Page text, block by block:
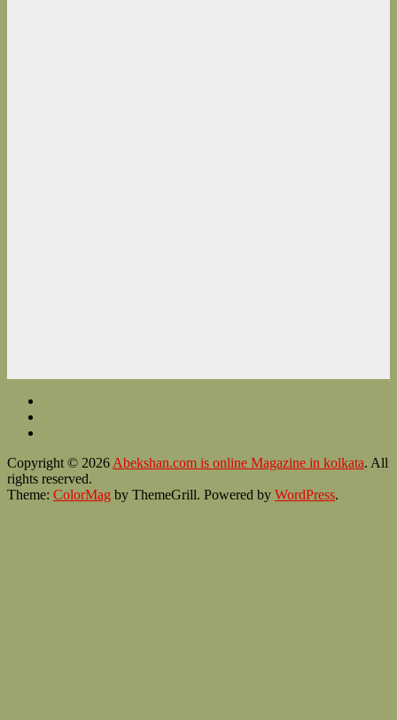
Copyright © 2026 Abekshan.com is online Magazine in kolkata. All
rights reserved.
Theme: ColorMag by ThemeGrill. Powered by WordPress.